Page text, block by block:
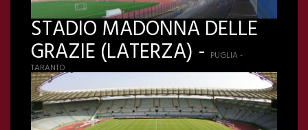
STADIO MADONNA DELLE
GRAZIE (LATERZA) - PUGLIA -
TARANTO